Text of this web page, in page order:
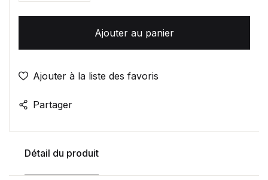
Ajouter au panier
Ajouter à la liste des favoris
Partager
Détail du produit